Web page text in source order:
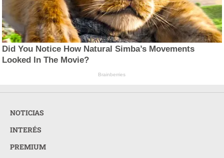
Did You Notice How Natural Simba’s Movements
Looked In The Movie?
Brainberries
NOTICIAS
INTERÉS
PREMIUM